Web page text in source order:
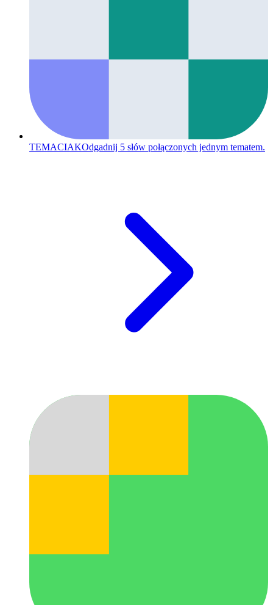
TEMACIAKOdgadnij 5 słów połączonych jednym tematem.